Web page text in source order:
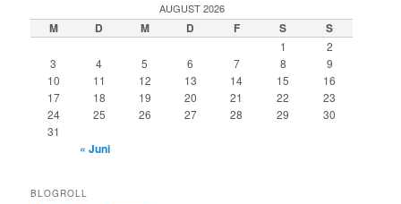
AUGUST 2026
M D M D F S S
1
2
3
4 5 6 7 8
9
10
11 12 13 14 15
16
17
18 19 20 21 22
23
24
25 26 27 28 29
30
31
« Juni
BLOGROLL